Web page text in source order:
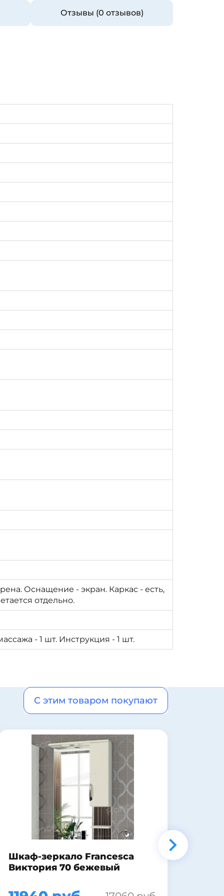
Отзывы (0 отзывов)
Оснащение - экран. Каркас - есть,
отдельно.
- 1 шт. Инструкция - 1 шт.
С этим товаром покупают
Комплект мебели для ванной
Акватон Мира 45